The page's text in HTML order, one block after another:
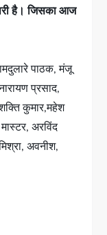
है। जिसका आज
पाठक, मंजू
प्रसाद,
कुमार,महेश
अरविंद
अवनीश,